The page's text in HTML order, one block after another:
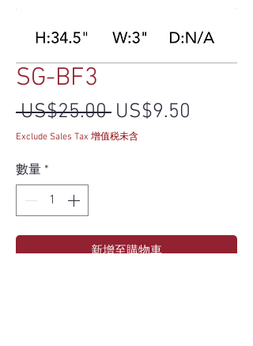
SG-BF3
US$25.00 一般價格
US$9.50
Exclude Sales Tax 增值税未含
數量 *
新增至購物車